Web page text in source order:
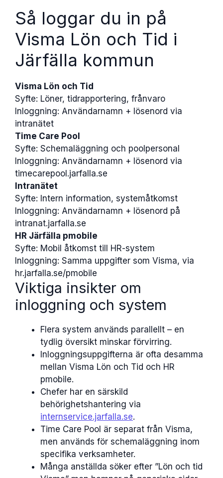
Så loggar du in på
Visma Lön och Tid i
Järfälla kommun
Visma Lön och Tid
Syfte: Löner, tidrapportering, frånvaro
Inloggning: Användarnamn + lösenord via
intranätet
Time Care Pool
Syfte: Schemaläggning och poolpersonal
Inloggning: Användarnamn + lösenord via
timecarepool.jarfalla.se
Intranätet
Syfte: Intern information, systemåtkomst
Inloggning: Användarnamn + lösenord på
intranat.jarfalla.se
HR Järfälla pmobile
Syfte: Mobil åtkomst till HR-system
Inloggning: Samma uppgifter som Visma, via
hr.jarfalla.se/pmobile
Viktiga insikter om
inloggning och system
Flera system används parallellt – en
tydlig översikt minskar förvirring.
Inloggningsuppgifterna är ofta desamma
mellan Visma Lön och Tid och HR
pmobile.
Chefer har en särskild
behörighetshantering via
internservice.jarfalla.se.
Time Care Pool är separat från Visma,
men används för schemaläggning inom
specifika verksamheter.
Många anställda söker efter ”Lön och tid